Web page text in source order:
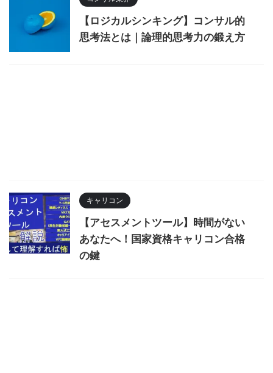
【ロジカルシンキング】コンサル的
思考法とは｜論理的思考力の鍛え方
キャリコン
【アセスメントツール】時間がない
あなたへ！国家資格キャリコン合格
の鍵